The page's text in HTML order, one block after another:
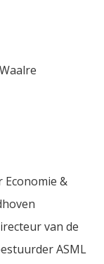
Economie &
van de
ASML